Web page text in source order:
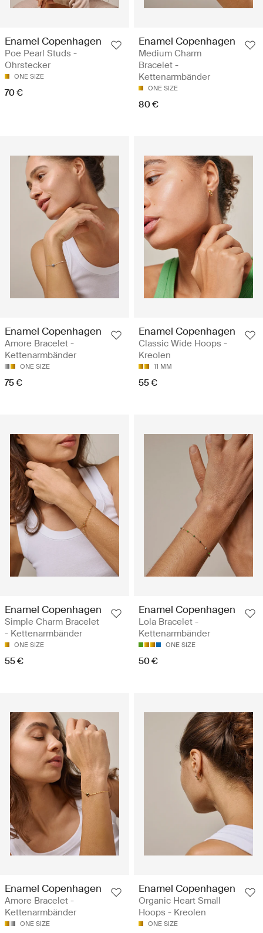
Enamel Copenhagen
Poe Pearl Studs -
Ohrstecker
ONE SIZE
70 €
Enamel Copenhagen
Medium Charm
Bracelet -
Kettenarmbänder
ONE SIZE
80 €
Enamel Copenhagen
Amore Bracelet -
Kettenarmbänder
ONE SIZE
75 €
Enamel Copenhagen
Classic Wide Hoops -
Kreolen
11 MM
55 €
Enamel Copenhagen
Simple Charm Bracelet
- Kettenarmbänder
ONE SIZE
55 €
Enamel Copenhagen
Lola Bracelet -
Kettenarmbänder
ONE SIZE
50 €
Enamel Copenhagen
Amore Bracelet -
Kettenarmbänder
ONE SIZE
Enamel Copenhagen
Organic Heart Small
Hoops - Kreolen
ONE SIZE